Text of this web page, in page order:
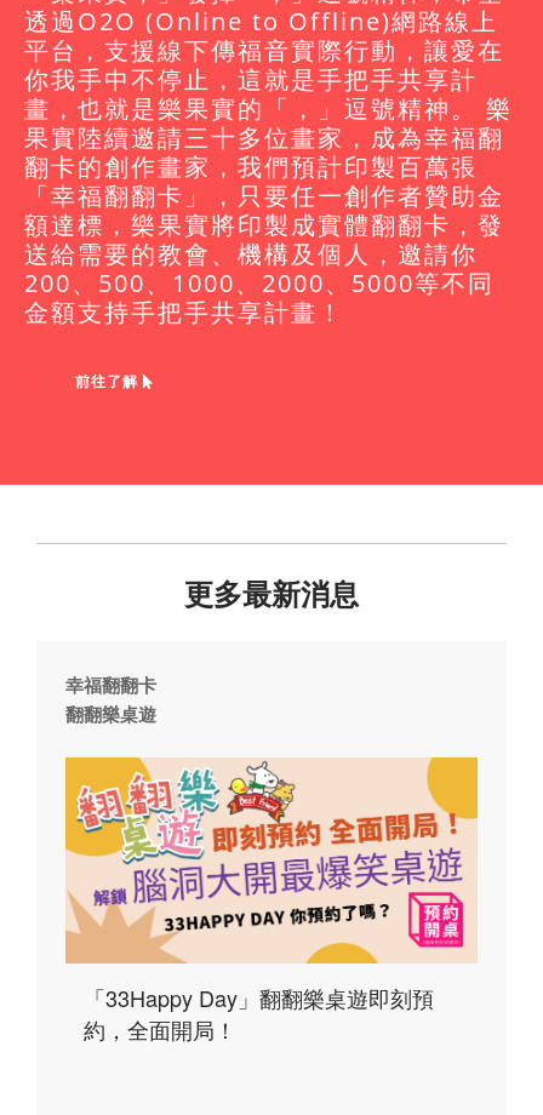
透過O2O (Online to Offline)網路線上
平台，支援線下傳福音實際行動，讓愛在
你我手中不停止，這就是手把手共享計
畫，也就是樂果實的「，」逗號精神。 樂
果實陸續邀請三十多位畫家，成為幸福翻
翻卡的創作畫家，我們預計印製百萬張
「幸福翻翻卡」，只要任一創作者贊助金
額達標，樂果實將印製成實體翻翻卡，發
送給需要的教會、機構及個人，邀請你
200、500、1000、2000、5000等不同
金額支持手把手共享計畫！
前往了解
更多最新消息
幸福翻翻卡
翻翻樂桌遊
「33Happy Day」翻翻樂桌遊即刻預
約，全面開局！